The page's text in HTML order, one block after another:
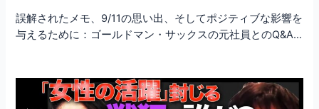
誤解されたメモ、9/11の思い出、そしてポジティブな影響を
与えるために：ゴールドマン・サックスの元社員とのQ&A…